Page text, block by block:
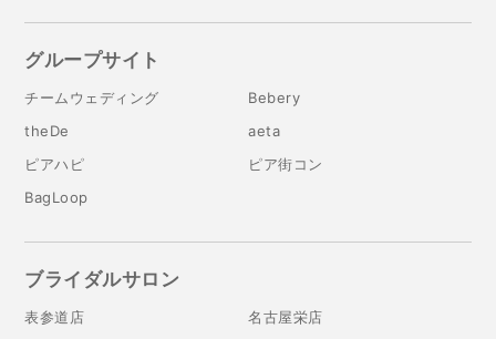
グループサイト
チームウェディング
Bebery
theDe
aeta
ピアハピ
ピア街コン
BagLoop
ブライダルサロン
表参道店
名古屋栄店